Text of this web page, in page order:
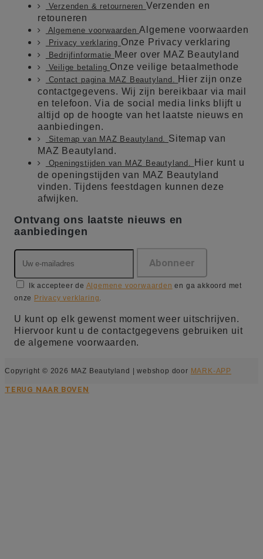
Verzenden & retourneren Verzenden en
retouneren
Algemene voorwaardenAlgemene voorwaarden
Privacy verklaring Onze Privacy verklaring
Bedrijfinformatie Meer over MAZ Beautyland
Veilige betaling Onze veilige betaalmethode
Contact pagina MAZ Beautyland. Hier zijn onze
contactgegevens. Wij zijn bereikbaar via mail
en telefoon. Via de social media links blijft u
altijd op de hoogte van het laatste nieuws en
aanbiedingen.
Sitemap van MAZ Beautyland. Sitemap van
MAZ Beautyland.
Openingstijden van MAZ Beautyland.
Hier kunt u
de openingstijden van MAZ Beautyland
vinden. Tijdens feestdagen kunnen deze
afwijken.
Ontvang ons laatste nieuws en
aanbiedingen
Ik accepteer de Algemene voorwaarden en ga akkoord met
onze Privacy verklaring
U kunt op elk gewenst moment weer uitschrijven.
Hiervoor kunt u de contactgegevens gebruiken uit
de algemene voorwaarden.
Copyright © 2026 MAZ Beautyland | webshop door MARK-APP
TERUG NAAR BOVEN